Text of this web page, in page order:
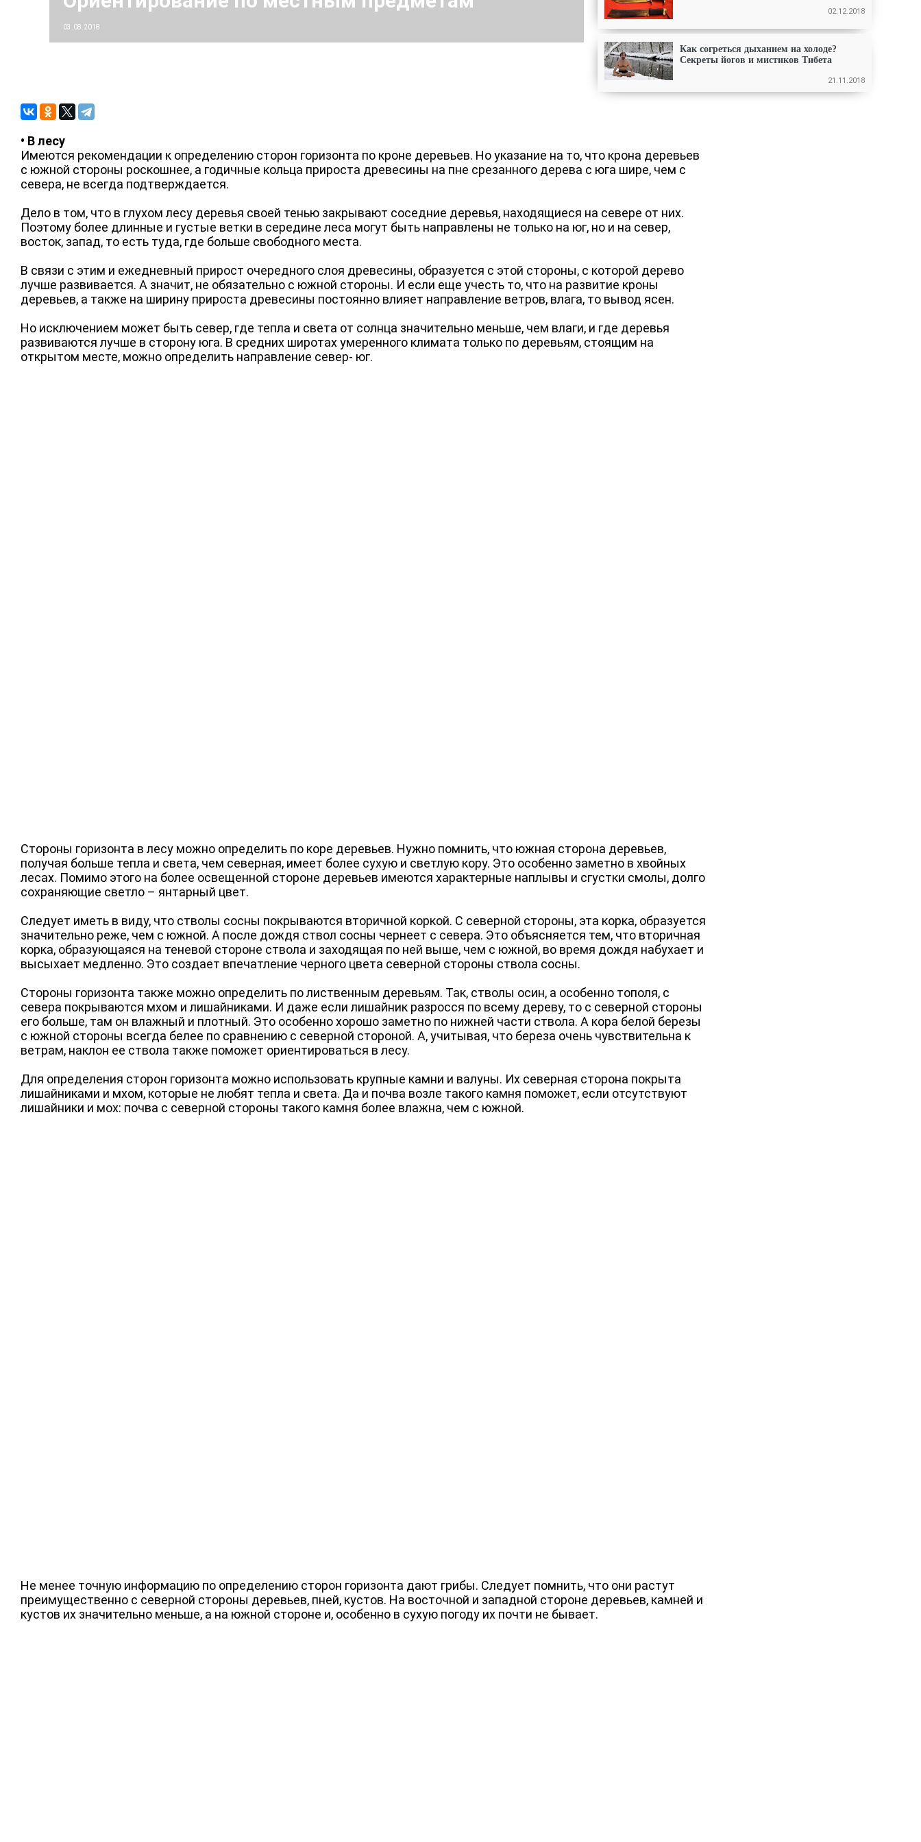
03.08.2018
02.12.2018
Как согреться дыханием на холоде?
Секреты йогов и мистиков Тибета
21.11.2018
• В лесу
Имеются рекомендации к определению сторон горизонта по кроне деревьев. Но указание на то, что крона деревьев
с южной стороны роскошнее, а годичные кольца прироста древесины на пне срезанного дерева с юга шире, чем с
севера, не всегда подтверждается.
Дело в том, что в глухом лесу деревья своей тенью закрывают соседние деревья, находящиеся на севере от них.
Поэтому более длинные и густые ветки в середине леса могут быть направлены не только на юг, но и на север,
восток, запад, то есть туда, где больше свободного места.
В связи с этим и ежедневный прирост очередного слоя древесины, образуется с этой стороны, с которой дерево
лучше развивается. А значит, не обязательно с южной стороны. И если еще учесть то, что на развитие кроны
деревьев, а также на ширину прироста древесины постоянно влияет направление ветров, влага, то вывод ясен.
Но исключением может быть север, где тепла и света от солнца значительно меньше, чем влаги, и где деревья
развиваются лучше в сторону юга. В средних широтах умеренного климата только по деревьям, стоящим на
открытом месте, можно определить направление север- юг.
Стороны горизонта в лесу можно определить по коре деревьев. Нужно помнить, что южная сторона деревьев,
получая больше тепла и света, чем северная, имеет более сухую и светлую кору. Это особенно заметно в хвойных
лесах. Помимо этого на более освещенной стороне деревьев имеются характерные наплывы и сгустки смолы, долго
сохраняющие светло – янтарный цвет.
Следует иметь в виду, что стволы сосны покрываются вторичной коркой. С северной стороны, эта корка, образуется
значительно реже, чем с южной. А после дождя ствол сосны чернеет с севера. Это объясняется тем, что вторичная
корка, образующаяся на теневой стороне ствола и заходящая по ней выше, чем с южной, во время дождя набухает и
высыхает медленно. Это создает впечатление черного цвета северной стороны ствола сосны.
Стороны горизонта также можно определить по лиственным деревьям. Так, стволы осин, а особенно тополя, с
севера покрываются мхом и лишайниками. И даже если лишайник разросся по всему дереву, то с северной стороны
его больше, там он влажный и плотный. Это особенно хорошо заметно по нижней части ствола. А кора белой березы
с южной стороны всегда белее по сравнению с северной стороной. А, учитывая, что береза очень чувствительна к
ветрам, наклон ее ствола также поможет ориентироваться в лесу.
Для определения сторон горизонта можно использовать крупные камни и валуны. Их северная сторона покрыта
лишайниками и мхом, которые не любят тепла и света. Да и почва возле такого камня поможет, если отсутствуют
лишайники и мох: почва с северной стороны такого камня более влажна, чем с южной.
Не менее точную информацию по определению сторон горизонта дают грибы. Следует помнить, что они растут
преимущественно с северной стороны деревьев, пней, кустов. На восточной и западной стороне деревьев, камней и
кустов их значительно меньше, а на южной стороне и, особенно в сухую погоду их почти не бывает.